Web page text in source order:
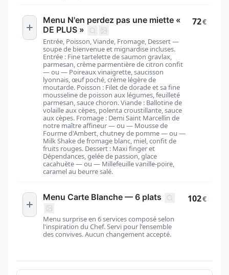
Menu N'en perdez pas une miette «
DE PLUS »
Entrée, Poisson, Viande, Fromage, Dessert —
soupe de bienvenue et mignardise incluses.
Entrée : Fine tartelette de saumon gravlax,
parmesan, crème parmentière de citron confit
— ou — Poireaux vinaigrette, saucisson
lyonnais, œuf poché, crème légère de
moutarde. Poisson : Filet de dorade et sa fine
mousseline de poisson aux légumes, feuilleté
parmesan, sauce choron. Viande : Ballotine de
volaille aux cèpes, polenta croustillante, sauce
aux cèpes. Fromage : Demi Saint Marcellin de
notre maître affineur — ou — Mousse de
Fourme d'Ambert, chutney de pomme — ou —
Milk Shake de fromage blanc, miel, confit de
fruits rouges. Dessert : Maxi finger et
Dépendances, gelée de passion, glace
cacahuète — ou — Millefeuille vanille-poire,
caramel au beurre salé.
72€
Menu Carte Blanche — 6 plats
Menu surprise en 6 services composé selon
l'inspiration du Chef. Servi pour l'ensemble
des convives. Aucun changement accepté.
102€